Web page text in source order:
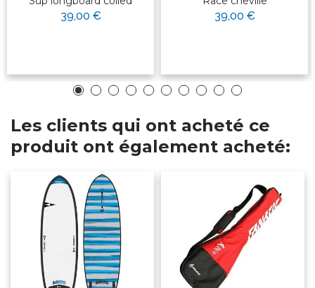
39,00 € 39,00 €
Les clients qui ont acheté ce
produit ont également acheté: